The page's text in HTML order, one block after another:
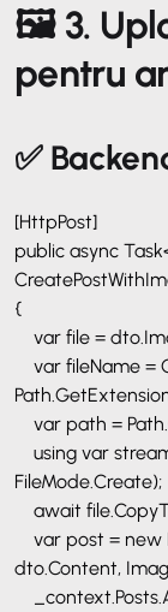
🖼️ 3.
pentru
✅
[HttpPost]
public async
{
var file =
var fileName =
var path =
using var
FileMode.Create);
await
var post = new
dto.Content,